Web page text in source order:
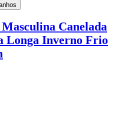
Canelada
Longa Inverno Frio